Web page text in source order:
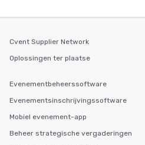
Cvent Supplier Network
Oplossingen ter plaatse
Evenementbeheerssoftware
Evenementsinschrijvingssoftware
Mobiel evenement-app
Beheer strategische vergaderingen